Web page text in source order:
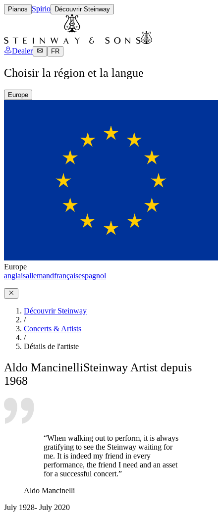
Pianos Spirio Découvrir Steinway
Dealer FR
Choisir la région et la langue
Europe
Europe
anglaisallemandfrançaisespagnol
Découvrir Steinway
/
Concerts & Artists
/
Détails de l'artiste
Aldo MancinelliSteinway Artist depuis
1968
“When walking out to perform, it is always
gratifying to see the Steinway waiting for
me. It is indeed my friend in every
performance, the friend I need and an asset
for a successful concert.”
Aldo Mancinelli
July 1928- July 2020